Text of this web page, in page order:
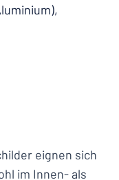
eignen sich
im Innen- als